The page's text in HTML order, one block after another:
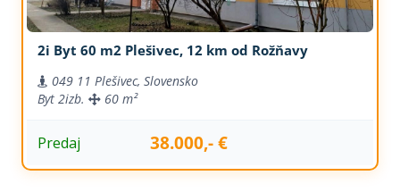
2i Byt 60 m2 Plešivec, 12 km od Rožňavy
049 11 Plešivec, Slovensko
Byt 2izb. 60 m²
Predaj 38.000,- €